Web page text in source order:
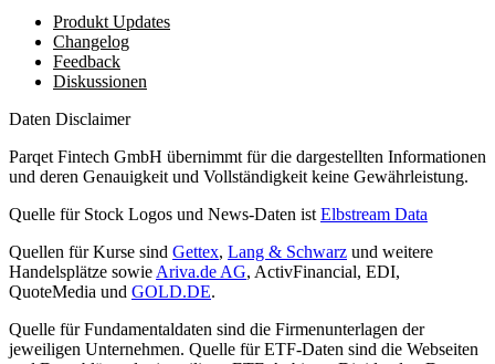
Produkt Updates
Changelog
Feedback
Diskussionen
Daten Disclaimer
Parqet Fintech GmbH übernimmt für die dargestellten Informationen
und deren Genauigkeit und Vollständigkeit keine Gewährleistung.
Quelle für Stock Logos und News-Daten ist Elbstream Data
Quellen für Kurse sind Gettex, Lang & Schwarz und weitere
Handelsplätze sowie Ariva.de AG, ActivFinancial, EDI,
QuoteMedia und GOLD.DE.
Quelle für Fundamentaldaten sind die Firmenunterlagen der
jeweiligen Unternehmen. Quelle für ETF-Daten sind die Webseiten